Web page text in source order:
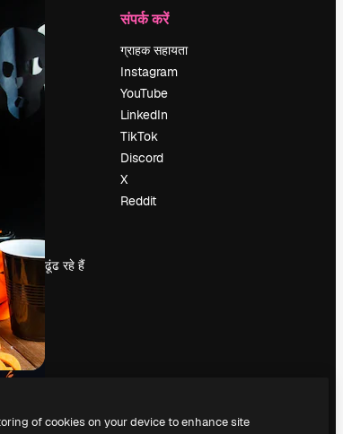
बारे में
बेचें
ढूंढ रहे हैं
संपर्क करें
ग्राहक सहायता
Instagram
YouTube
LinkedIn
TikTok
Discord
X
Reddit
of cookies on your device to enhance site